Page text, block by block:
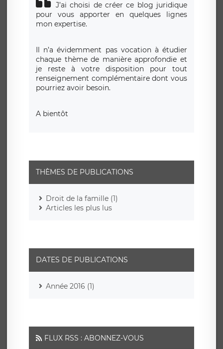
J’ai choisi de créer ce blog juridique
pour vous apporter en quelques lignes
mon expertise.
Il n’a évidemment pas vocation à étudier
chaque thème de manière approfondie et
je reste à votre disposition pour tout
renseignement complémentaire dont vous
pourriez avoir besoin.
A bientôt
THÈMES DE PUBLICATIONS
Droit de la famille (1)
Articles les plus lus
DATES DE PUBLICATIONS
Année 2016 (1)
FLUX RSS : ABONNEZ-VOUS